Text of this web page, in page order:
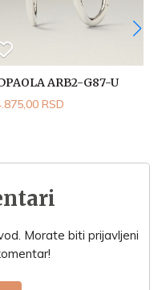
ARB2-G87-U
RSD
Morate biti prijavljeni